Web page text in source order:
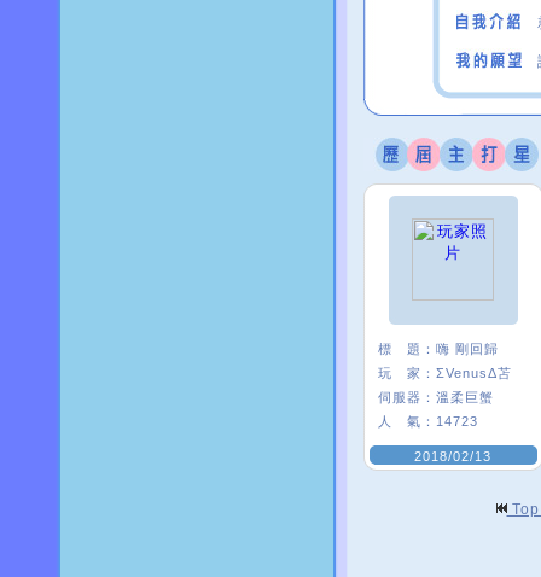
標 題： 嗨 剛回歸
玩 家： ΣVenusΔ苫
伺服器： 溫柔巨蟹
人 氣： 14723
2018/02/13